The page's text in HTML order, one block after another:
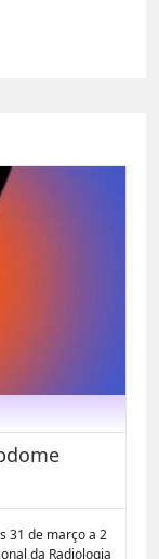
31 de março a 2
da Radiologia